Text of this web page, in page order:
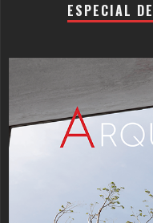
ESPECIAL